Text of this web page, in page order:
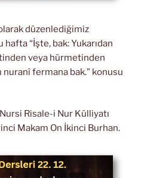
düzenlediğimiz
“İşte, bak: Yukarıdan
veya hürmetinden
fermana bak.” konusu
Risale-i Nur Külliyatı
Makam On İkinci Burhan.